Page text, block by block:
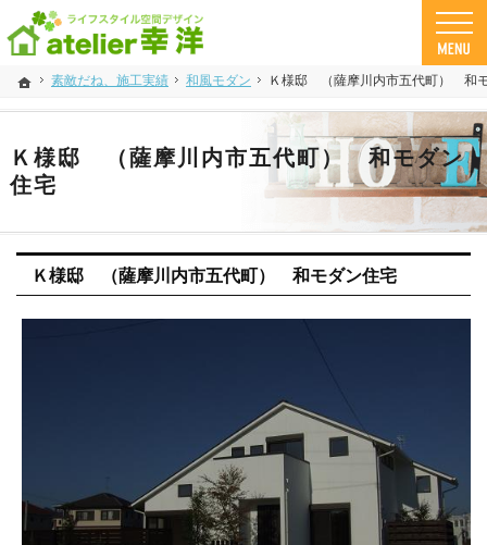
ホーム
素敵だね、施工実績 和風モダン Ｋ様邸 （薩摩川内市五代町） 和
Ｋ様邸 （薩摩川内市五代町） 和モダン
住宅
鹿児島 県の工務店、注文住宅なら幸洋。自然素材とデザインで「さわや家」な家づくりが
工務店・注文住宅 幸洋の自然素材住宅
Ｋ様邸 （薩摩川内市五代町） 和モダン住宅